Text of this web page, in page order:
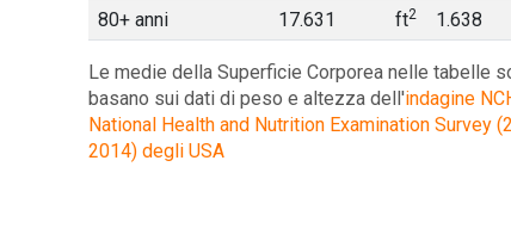
80+ anni 17.631 ft2 1.638
Le medie della Superficie Corporea nelle tabelle
basano sui dati di peso e altezza dell'indagine
National Health and Nutrition Examination Survey
2014) degli USA